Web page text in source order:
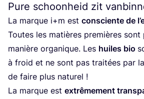
Pure schoonheid zit
La marque i+m est consciente de
Toutes les matières pre­mières
manière orga­nique. Les huiles bio
à froid et ne sont pas trai­tées par
de faire plus naturel !
La marque est extrê­me­ment